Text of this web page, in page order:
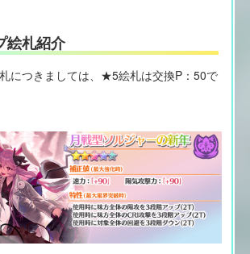
絵札紹介
につきましては、★5絵札は交換P：50で